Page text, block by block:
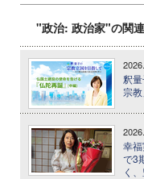
"政治: 政治家"の関
釈
宗
幸
で3
く